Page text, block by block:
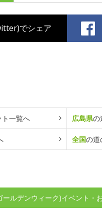
でシェア
ト一覧へ 広島県の
全国の道
ールデンウィーク)イベント・